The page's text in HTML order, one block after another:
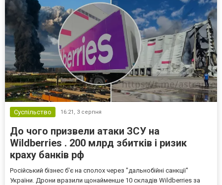
Суспільство 16:21, 3 серпня
До чого призвели атаки ЗСУ на
Wildberries . 200 млрд збитків і ризик
краху банків рф
Російський бізнес б'є на сполох через "дальнобійні санкції"
України. Дрони вразили щонайменше 10 складів Wildberries за